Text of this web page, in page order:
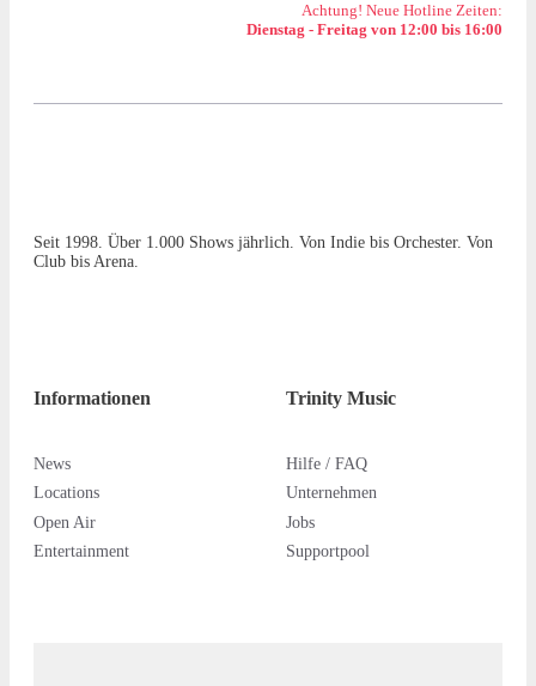
Achtung! Neue Hotline Zeiten:
Dienstag - Freitag von 12:00 bis 16:00
Seit 1998. Über 1.000 Shows jährlich. Von Indie bis Orchester. Von
Club bis Arena.
Informationen
News
Locations
Open Air
Entertainment
Trinity Music
Hilfe / FAQ
Unternehmen
Jobs
Supportpool